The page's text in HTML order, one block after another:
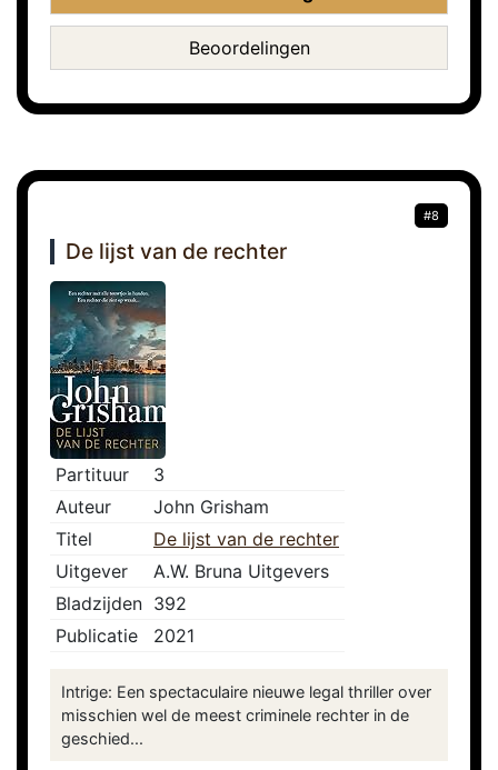
Beoordelingen
#8
De lijst van de rechter
Partituur
3
Auteur
John Grisham
Titel
De lijst van de rechter
Uitgever
A.W. Bruna Uitgevers
Bladzijden 392
Publicatie
2021
Intrige: Een spectaculaire nieuwe legal thriller over
misschien wel de meest criminele rechter in de
geschied...